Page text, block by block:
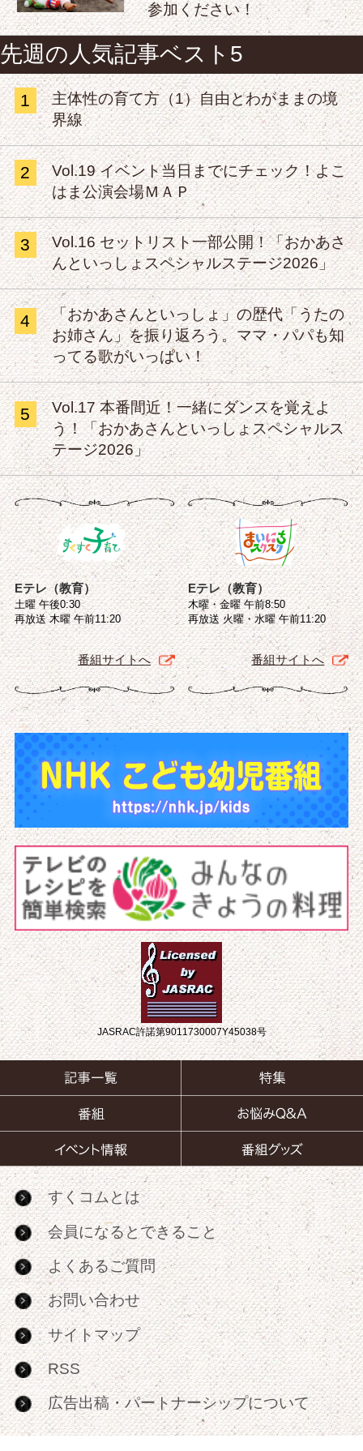
参加ください！
先週の人気記事ベスト5
1
主体性の育て方（1）自由とわがままの境
界線
2
Vol.19 イベント当日までにチェック！よこ
はま公演会場ＭＡＰ
3
Vol.16 セットリスト一部公開！「おかあさ
んといっしょスペシャルステージ2026」
4
「おかあさんといっしょ」の歴代「うたの
お姉さん」を振り返ろう。ママ・パパも知
ってる歌がいっぱい！
5
Vol.17 本番間近！一緒にダンスを覚えよ
う！「おかあさんといっしょスペシャルス
テージ2026」
Eテレ（教育）
土曜 午後0:30
再放送 木曜 午前11:20
番組サイトへ
Eテレ（教育）
木曜・金曜 午前8:50
再放送 火曜・水曜 午前11:20
番組サイトへ
JASRAC許諾第9011730007Y45038号
すくコムとは
会員になるとできること
よくあるご質問
お問い合わせ
サイトマップ
RSS
広告出稿・パートナーシップについて